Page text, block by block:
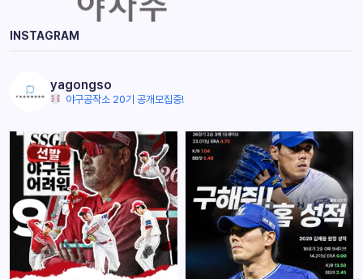
INSTAGRAM
yagongso
야구공작소 20기 공개모집중!